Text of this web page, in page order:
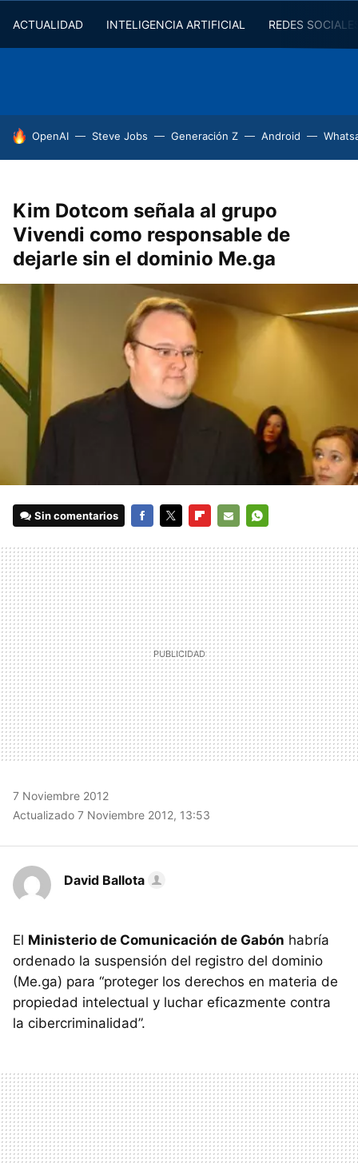
ACTUALIDAD INTELIGENCIA ARTIFICIAL REDES
HOY SE HABLA DE
OpenAI Steve Jobs Generación Z Android
Kim Dotcom señala al grupo
Vivendi como responsable de
dejarle sin el dominio Me.ga
Sin comentarios
MAIL
7 Noviembre 2012
Actualizado 7 Noviembre 2012, 13:53
David Ballota
El Ministerio de Comunicación de Gabón habría
ordenado la suspensión del registro del dominio
(Me.ga) para “proteger los derechos en materia de
propiedad intelectual y luchar eficazmente contra
la cibercriminalidad”.